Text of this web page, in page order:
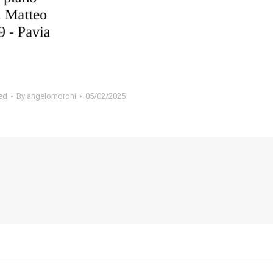
By angelomoroni 05/02/2025